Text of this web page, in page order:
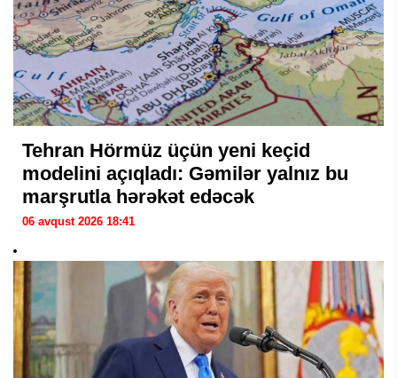
Tehran Hörmüz üçün yeni keçid
modelini açıqladı: Gəmilər yalnız bu
marşrutla hərəkət edəcək
06 avqust 2026 18:41